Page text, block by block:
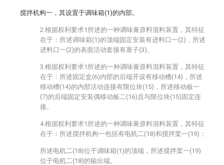
搅拌机构一，其设置于调味箱(1)的内部。
2.根据权利要求1所述的一种调味膏原料混料装置，其特征
在于：所述调味箱(1)的顶端固定安装有进料口一(2)，所述
进料口一(2)的表面活动套接有塞子(3)。
3.根据权利要求1所述的一种调味膏原料混料装置，其特征
在于：所述固定盒(6)内部的后端开设有移动槽(14)，所述
移动槽(14)的内部活动连接有限位块(15)，所述移动板一
(7)的后端固定安装偶移动板二(16)且与限位块(15)固定连
接。
4.根据权利要求1所述的一种调味膏原料混料装置，其特征
在于：所述搅拌机构一包括有电机二(18)和搅拌桨一(19)；
所述电机二(18)位于调味箱(1)的顶端，所述搅拌桨一(19)
位于电机二(18)的输出端。